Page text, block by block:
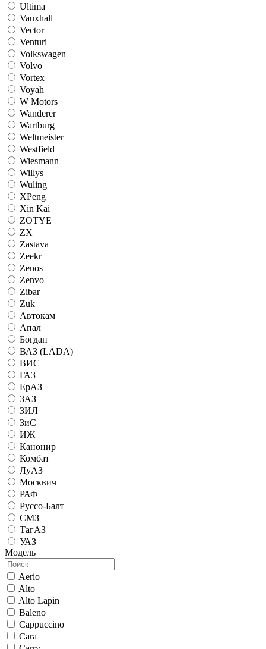
Ultima
Vauxhall
Vector
Venturi
Volkswagen
Volvo
Vortex
Voyah
W Motors
Wanderer
Wartburg
Weltmeister
Westfield
Wiesmann
Willys
Wuling
XPeng
Xin Kai
ZOTYE
ZX
Zastava
Zeekr
Zenos
Zenvo
Zibar
Zuk
Автокам
Апал
Богдан
ВАЗ (LADA)
ВИС
ГАЗ
ЕрАЗ
ЗАЗ
ЗИЛ
ЗиС
ИЖ
Канонир
Комбат
ЛуАЗ
Москвич
РАФ
Руссо-Балт
СМЗ
ТагАЗ
УАЗ
Модель
Aerio
Alto
Alto Lapin
Baleno
Cappuccino
Cara